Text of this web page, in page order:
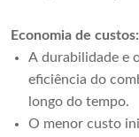
Economia de custos:
A durabilidade e
eficiência do
longo do tempo.
O menor custo